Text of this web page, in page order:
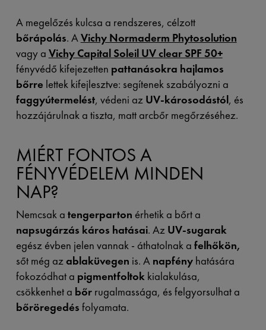
A megelőzés kulcsa a rendszeres, célzott
bőrápolás. AVichy Normaderm Phytosolution
vagy a Vichy Capital Soleil UV clear SPF 50+
fényvédő kifejezetten pattanásokra hajlamos
bőrre lettek kifejlesztve: segítenek szabályozni a
faggyútermelést, védeni az UV-károsodástól, és
hozzájárulnak a tiszta, matt arcbőr megőrzéséhez.
MIÉRT FONTOS A
FÉNYVÉDELEM MINDEN
NAP?
Nemcsak a tengerparton érhetik a bőrt a
napsugárzás káros hatásai. Az UV-sugarak
egész évben jelen vannak - áthatolnak a felhőkön,
sőt még azablaküvegen is. A napfényhatására
fokozódhat a pigmentfoltokkialakulása,
csökkenhet a bőrrugalmassága, és felgyorsulhat a
bőröregedés folyamata.